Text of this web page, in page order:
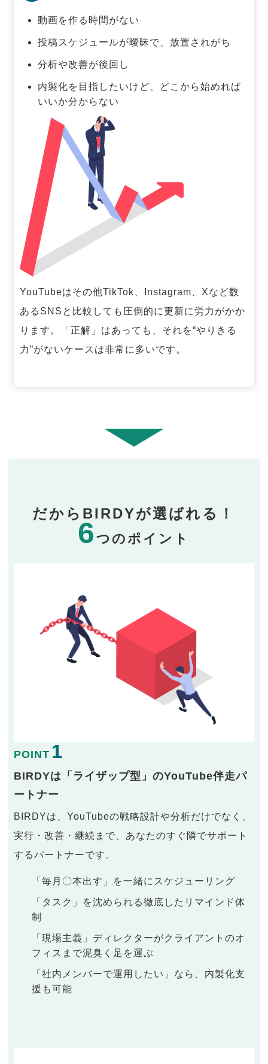
動画を作る時間がない
投稿スケジュールが曖昧で、放置されがち
分析や改善が後回し
内製化を目指したいけど、どこから始めれば
いいか分からない
YouTubeはその他TikTok、Instagram、Xなど数
あるSNSと比較しても圧倒的に更新に労力がかか
ります。「正解」はあっても、それを“やりきる
力”がないケースは非常に多いです。
だからBIRDYが選ばれる！
6つのポイント
POINT 1
BIRDYは「ライザップ型」のYouTube伴走パ
ートナー
BIRDYは、YouTubeの戦略設計や分析だけでなく、
実行・改善・継続まで、あなたのすぐ隣でサポート
するパートナーです。
「毎月〇本出す」を一緒にスケジューリング
「タスク」を沈められる徹底したリマインド体
制
「現場主義」ディレクターがクライアントのオ
フィスまで泥臭く足を運ぶ
「社内メンバーで運用したい」なら、内製化支
援も可能